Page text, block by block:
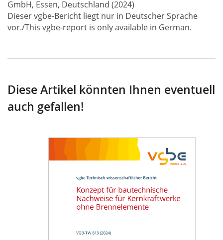
GmbH, Essen, Deutschland (2024)
Dieser vgbe-Bericht liegt nur in Deutscher Sprache
vor./This vgbe-report is only available in German.
Diese Artikel könnten Ihnen eventuell
auch gefallen!